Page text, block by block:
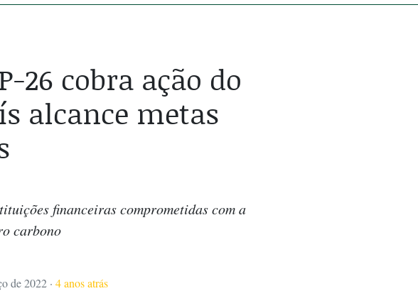
26 cobra ação do
alcance metas
financeiras comprometidas com a
carbono
de 2022 · 4 anos atrás